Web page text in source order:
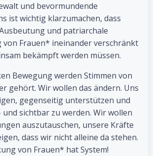
und bevormundende
ist wichtig klarzumachen, dass
und patriarchale
Frauen* ineinander verschränkt
bekämpft werden müssen.
Bewegung werden Stimmen von
gehört. Wir wollen das ändern. Uns
gegenseitig unterstützen und
sichtbar zu werden. Wir wollen
auszutauschen, unsere Kräfte
dass wir nicht alleine da stehen.
von Frauen* hat System!